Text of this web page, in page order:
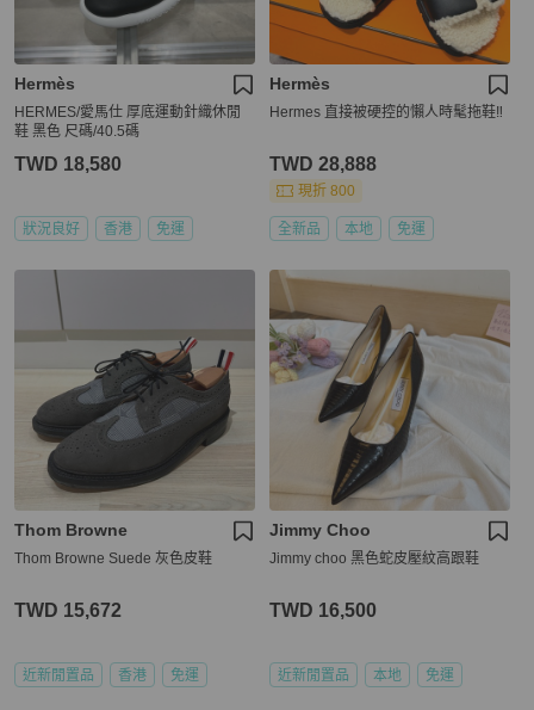
Hermès
HERMES/愛馬仕 厚底運動針織休閒
鞋 黑色 尺碼/40.5碼
TWD 18,580
狀況良好 香港 免運
Hermès
Hermes 直接被硬控的懶人時髦拖鞋‼️
TWD 28,888
現折 800
全新品 本地 免運
Thom Browne
Thom Browne Suede 灰色皮鞋
TWD 15,672
近新閒置品 香港 免運
Jimmy Choo
Jimmy choo 黑色蛇皮壓紋高跟鞋
TWD 16,500
近新閒置品 本地 免運